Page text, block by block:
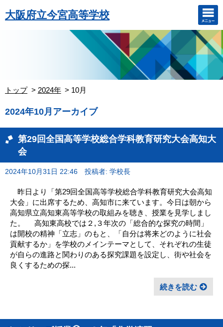
大阪府立今宮高等学校
トップ 2024年 10月
2024年10月アーカイブ
第29回全国高等学校総合学科教育研究大会高知大
会
2024年10月31日 22:46 投稿者: 学校長
昨日より「第29回全国高等学校総合学科教育研究大会高知
大会」に出席するため、高知市に来ています。今日は朝から
高知県立高知東高等学校の取組みを聴き、授業を見学しまし
た。 高知東高校では２,３年次の「総合的な探究の時間」
は開校の精神「立志」のもと、「自分は将来どのように社会
貢献するか」を学校のメインテーマとして、それぞれの生徒
が自らの進路と関わりのある探究課題を設定し、街や社会を
良くするための探...
続きを読む